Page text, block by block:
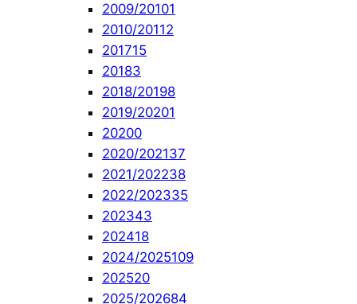
2009/20101
2010/20112
201715
20183
2018/20198
2019/20201
20200
2020/202137
2021/202238
2022/202335
202343
202418
2024/2025109
202520
2025/202684